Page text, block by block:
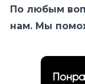
По любым
нам. Мы